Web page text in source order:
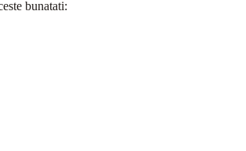
bunatati: